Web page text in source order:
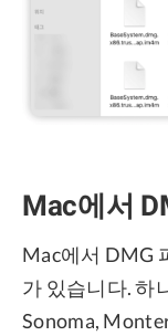
Mac에서
Mac에서 DMG
가 있습니다. 하
Sonoma,